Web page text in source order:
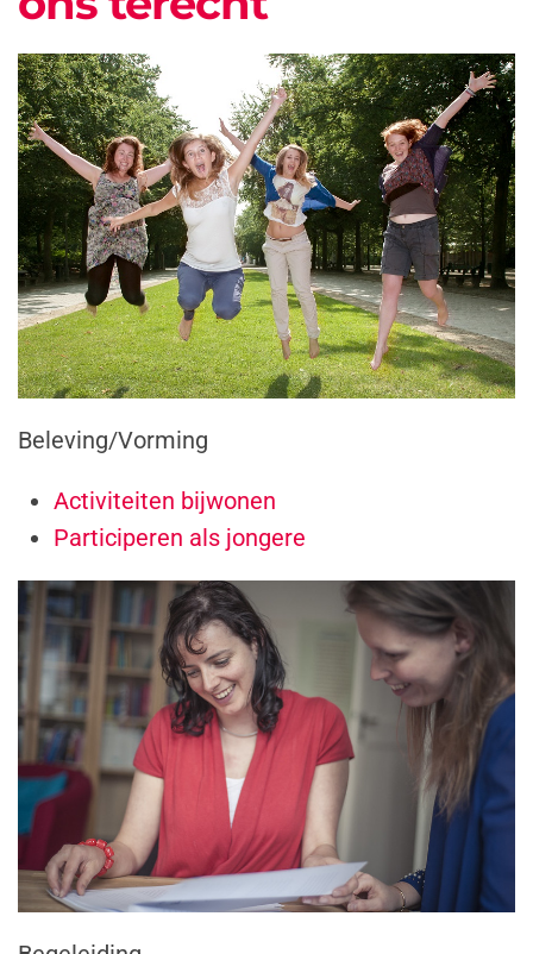
Beleving/Vorming
Activiteiten bijwonen
Participeren als jongere